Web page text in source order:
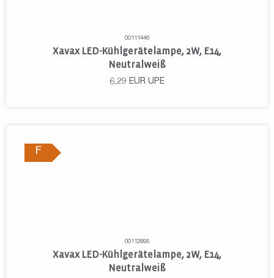
00111446
Xavax LED-Kühlgerätelampe, 2W, E14,
Neutralweiß
6,29 EUR UPE
F
00112895
Xavax LED-Kühlgerätelampe, 2W, E14,
Neutralweiß